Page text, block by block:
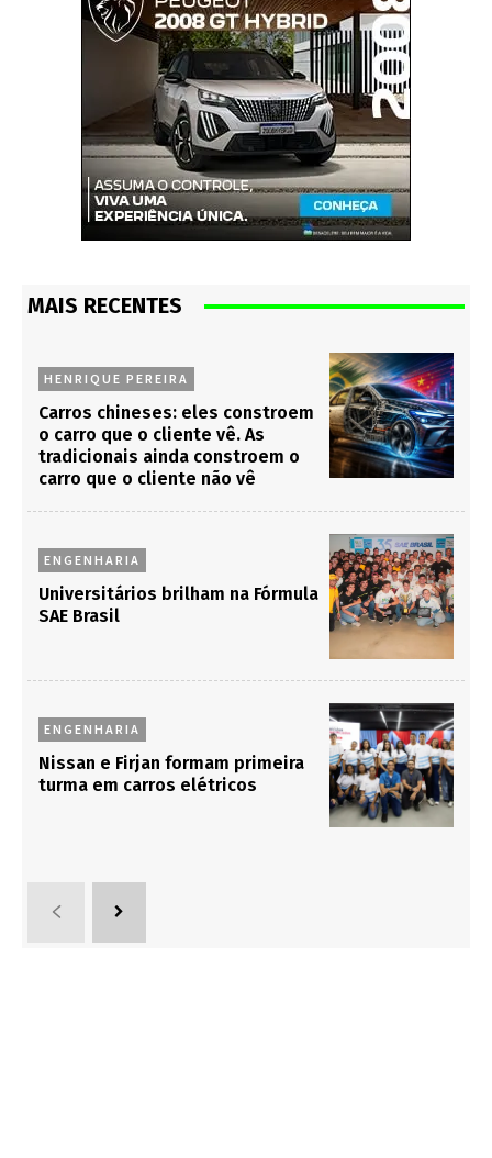
MAIS RECENTES
HENRIQUE PEREIRA
Carros chineses: eles constroem
o carro que o cliente vê. As
tradicionais ainda constroem o
carro que o cliente não vê
ENGENHARIA
Universitários brilham na Fórmula
SAE Brasil
ENGENHARIA
Nissan e Firjan formam primeira
turma em carros elétricos